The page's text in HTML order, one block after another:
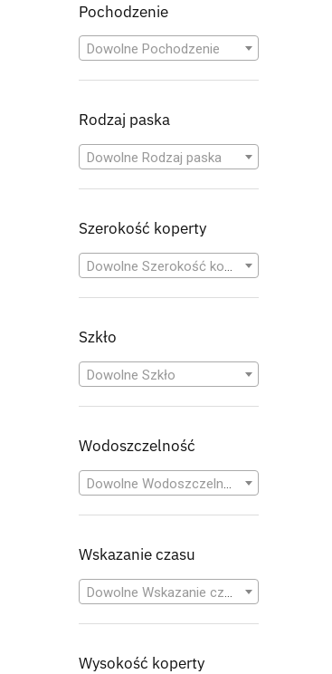
Pochodzenie
Dowolne Pochodzenie
Rodzaj paska
Dowolne Rodzaj paska
Szerokość koperty
Dowolne Szerokość koperty
Szkło
Dowolne Szkło
Wodoszczelność
Dowolne Wodoszczelność
Wskazanie czasu
Wysokość koperty